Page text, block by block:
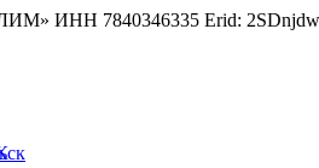
ИНН 7840346335 Erid: